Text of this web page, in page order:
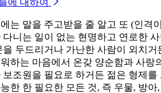
는 말을 주고받을 줄 알고 또 (인격
다니는 일이 없는 현명하고 연로한
을 두드리거나 가난한 사람이 외치
하는 마음에서 온갖 양순함과 사랑
보조원을 필요로 하거든 젊은 형제를
한 한 필요한 모든 것, 즉 우물, 방